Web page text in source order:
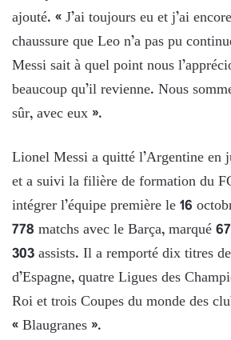
ajouté. « J’ai toujours eu et j’ai
chaussure que Leo n’a pas pu
Messi sait à quel point nous
beaucoup qu’il revienne. Nous
sûr, avec eux ».
Lionel Messi a quitté l’Argentine en
et a suivi la filière de formation du
intégrer l’équipe première le 16
778 matchs avec le Barça, marqué
303 assists. Il a remporté dix titres
d’Espagne, quatre Ligues des
Roi et trois Coupes du monde des
« Blaugranes ».